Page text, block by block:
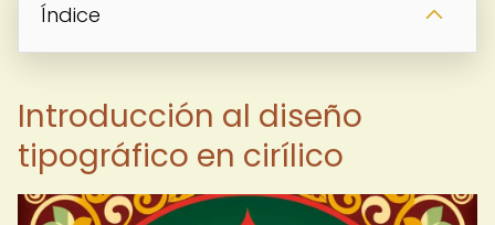
Índice
Introducción al diseño
tipográfico en cirílico